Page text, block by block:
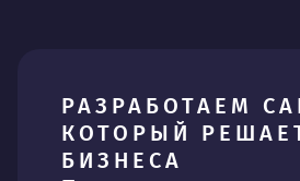
РАЗРАБОТАЕМ
КОТОРЫЙ
БИЗНЕСА